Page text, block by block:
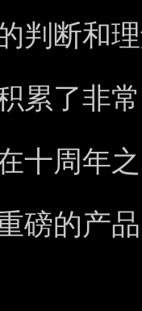
判断和
累了非
十周年
磅的产